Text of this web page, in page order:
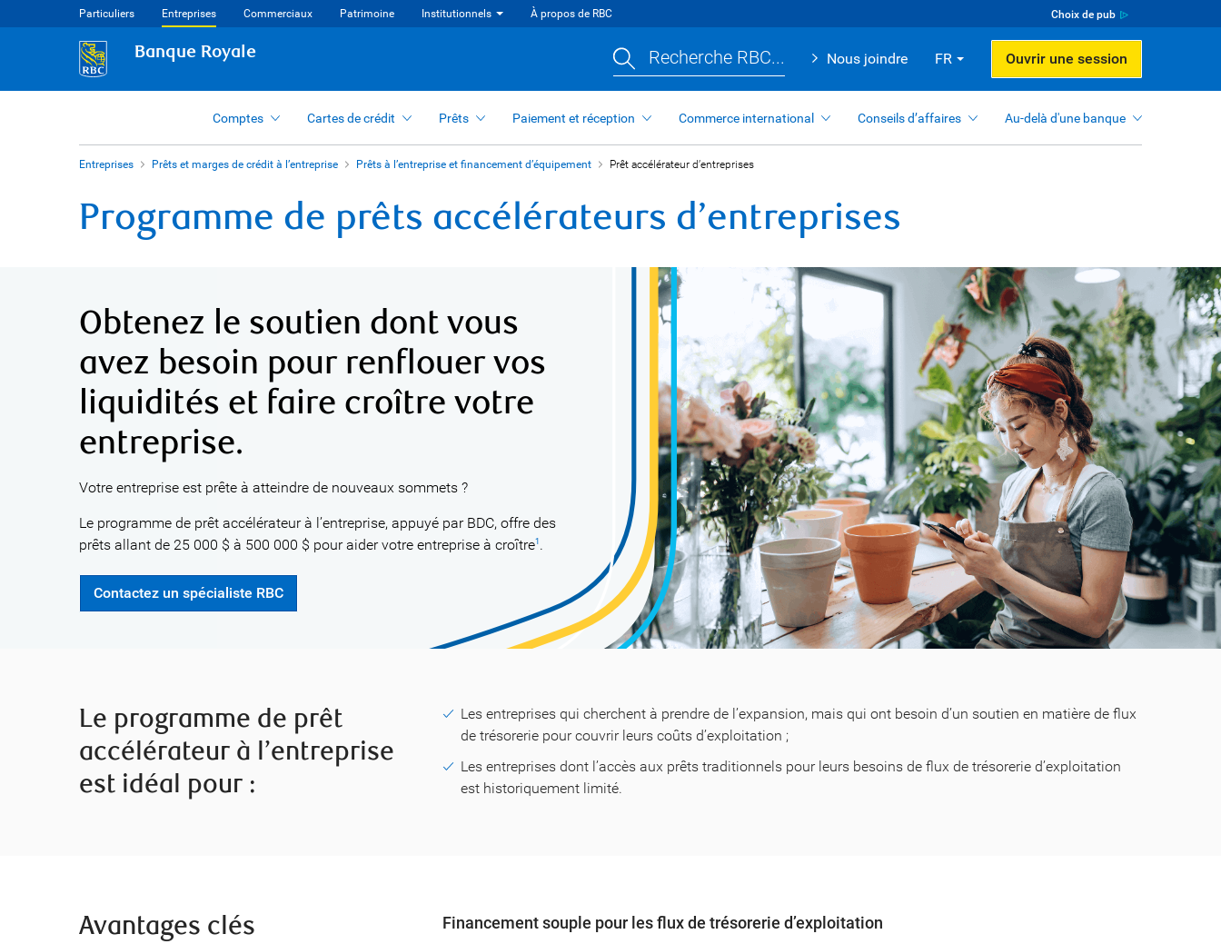
Particuliers Entreprises Commerciaux Patrimoine Institutionnels À propos de RBC Choix de pub
Banque Royale Recherche RBC... Nous joindre FR Ouvrir une session
Comptes Cartes de crédit Prêts Paiement et réception Commerce international Conseils d’affaires Au-delà d'une banque
Entreprises Prêts et marges de crédit à l’entreprise Prêts à l’entreprise et financement d’équipement Prêt accélérateur d’entreprises
Programme de prêts accélérateurs d’entreprises
Obtenez le soutien dont vous
avez besoin pour renflouer vos
liquidités et faire croître votre
entreprise.
Votre entreprise est prête à atteindre de nouveaux sommets ?
Le programme de prêt accélérateur à l’entreprise, appuyé par BDC, offre des
prêts allant de 25 000 $ à 500 000 $ pour aider votre entreprise à croître1 .
Contactez un spécialiste RBC
Le programme de prêt
accélérateur à l’entreprise
est idéal pour :
Les entreprises qui cherchent à prendre de l’expansion, mais qui ont besoin d’un soutien en matière de flux
de trésorerie pour couvrir leurs coûts d’exploitation ;
Les entreprises dont l’accès aux prêts traditionnels pour leurs besoins de flux de trésorerie d’exploitation
est historiquement limité.
Avantages clés Financement souple pour les flux de trésorerie d’exploitation